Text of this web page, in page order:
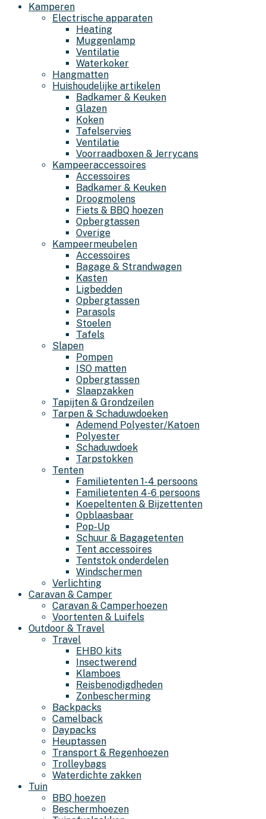
Kamperen
Electrische apparaten
Heating
Muggenlamp
Ventilatie
Waterkoker
Hangmatten
Huishoudelijke artikelen
Badkamer & Keuken
Glazen
Koken
Tafelservies
Ventilatie
Voorraadboxen & Jerrycans
Kampeeraccessoires
Accessoires
Badkamer & Keuken
Droogmolens
Fiets & BBQ hoezen
Opbergtassen
Overige
Kampeermeubelen
Accessoires
Bagage & Strandwagen
Kasten
Ligbedden
Opbergtassen
Parasols
Stoelen
Tafels
Slapen
Pompen
ISO matten
Opbergtassen
Slaapzakken
Tapijten & Grondzeilen
Tarpen & Schaduwdoeken
Ademend Polyester/Katoen
Polyester
Schaduwdoek
Tarpstokken
Tenten
Familietenten 1-4 persoons
Familietenten 4-6 persoons
Koepeltenten & Bijzettenten
Opblaasbaar
Pop-Up
Schuur & Bagagetenten
Tent accessoires
Tentstok onderdelen
Windschermen
Verlichting
Caravan & Camper
Caravan & Camperhoezen
Voortenten & Luifels
Outdoor & Travel
Travel
EHBO kits
Insectwerend
Klamboes
Reisbenodigdheden
Zonbescherming
Backpacks
Camelback
Daypacks
Heuptassen
Transport & Regenhoezen
Trolleybags
Waterdichte zakken
Tuin
BBQ hoezen
Beschermhoezen